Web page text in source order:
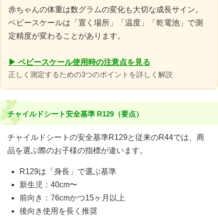
赤ちゃんの体重は数グラムの変化も大切な成長サイン。
ベビースケールは「置く場所」「温度」「乾電池」で測
定精度が変わることがあります。
▶ ベビースケール使用時の注意点を見る
正しく測定するための3つのポイントを詳しく解説
チャイルドシート安全基準 R129（要点）
チャイルドシートの安全基準R129と従来のR44では、商
品を選ぶ際のお子様の指標が違います。
R129は「身長」で選ぶ基準
新生児：40cm〜
前向き：76cmかつ15ヶ月以上
後向き使用を長く推奨